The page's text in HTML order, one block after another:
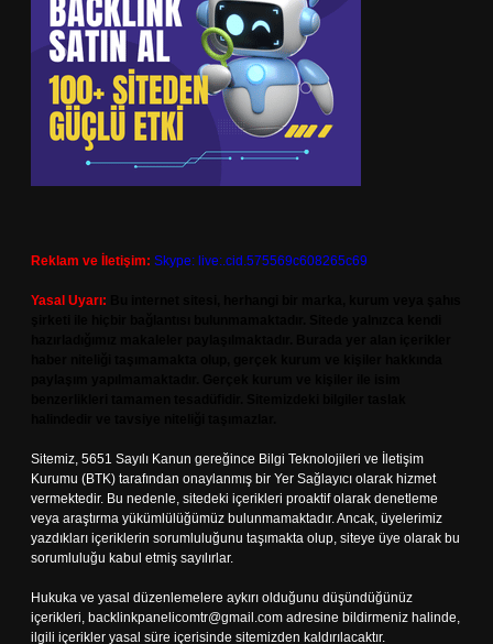
Reklam ve İletişim: Skype: live:.cid.575569c608265c69
Yasal Uyarı:
Sitemiz, 5651 Sayılı Kanun gereğince Bilgi Teknolojileri ve İletişim
Kurumu (BTK) tarafından onaylanmış bir Yer Sağlayıcı olarak hizmet
vermektedir. Bu nedenle, sitedeki içerikleri proaktif olarak denetleme
veya araştırma yükümlülüğümüz bulunmamaktadır. Ancak, üyelerimiz
yazdıkları içeriklerin sorumluluğunu taşımakta olup, siteye üye olarak bu
sorumluluğu kabul etmiş sayılırlar.
Hukuka ve yasal düzenlemelere aykırı olduğunu düşündüğünüz
içerikleri, backlinkpanelicomtr@gmail.com adresine bildirmeniz halinde,
ilgili içerikler yasal süre içerisinde sitemizden kaldırılacaktır.